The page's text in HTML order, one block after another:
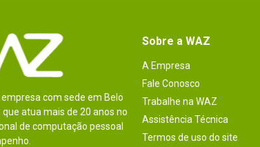
com sede em Belo
atua mais de 20 anos no
de computação pessoal
Sobre a WAZ
A Empresa
Fale Conosco
Trabalhe na WAZ
Assistência Técnica
Termos de uso do site